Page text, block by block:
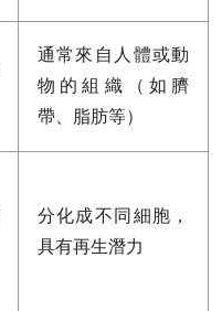
通常來自人體或動
物的組織（如臍
帶、脂肪等）
分化成不同細胞，
具有再生潛力